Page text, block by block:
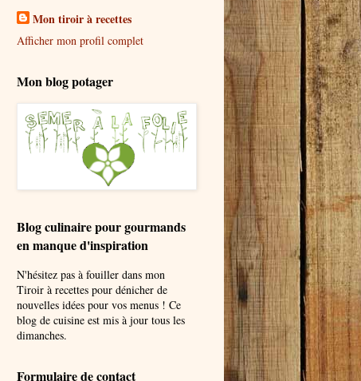
Mon tiroir à recettes
Afficher mon profil complet
Mon blog potager
Blog culinaire pour gourmands
en manque d'inspiration
N'hésitez pas à fouiller dans mon
Tiroir à recettes pour dénicher de
nouvelles idées pour vos menus ! Ce
blog de cuisine est mis à jour tous les
dimanches.
Formulaire de contact